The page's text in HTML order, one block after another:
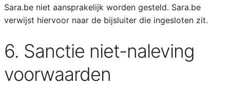
Sara.be niet aansprakelijk worden gesteld. Sara.be
verwijst hiervoor naar de bijsluiter die ingesloten zit.
6. Sanctie niet-naleving
voorwaarden